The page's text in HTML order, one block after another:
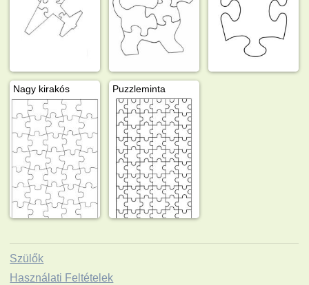
Nagy kirakós Puzzleminta
Szülők
Használati Feltételek